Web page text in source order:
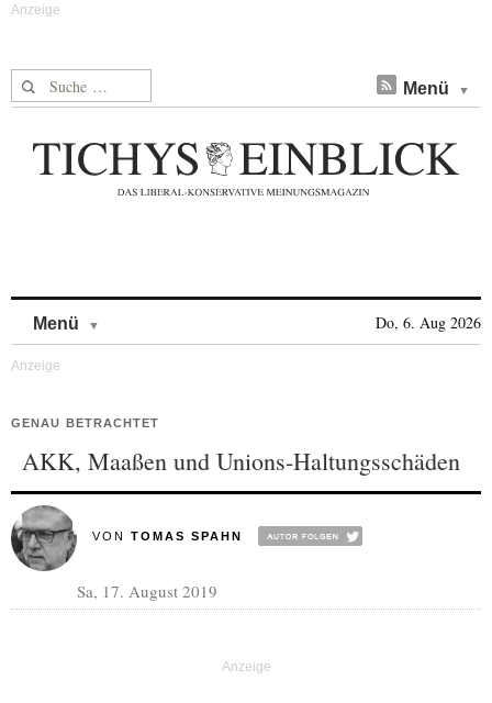
Suche nach: Menü
Menü Do, 6. Aug 2026
GENAU BETRACHTET
AKK, Maaßen und Unions-Haltungsschäden
VON TOMAS SPAHN
Sa, 17. August 2019